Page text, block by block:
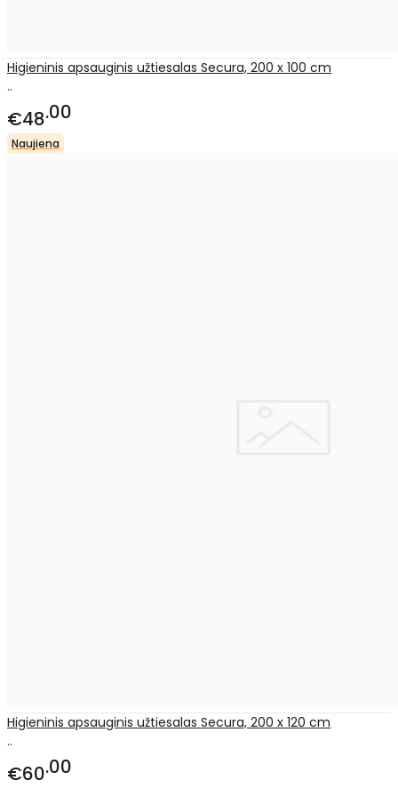
Higieninis apsauginis užtiesalas Secura, 200 x 100 cm
..
€48 00
Naujiena
Higieninis apsauginis užtiesalas Secura, 200 x 120 cm
..
€60 00